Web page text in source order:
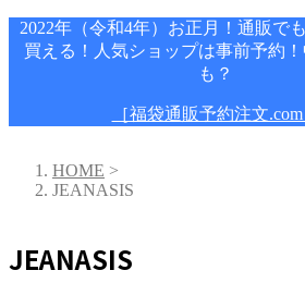
2022年（令和4年）お正月！通販で
買える！人気ショップは事前予約
も？
［福袋通販予約注文.com
HOME >
JEANASIS
JEANASIS